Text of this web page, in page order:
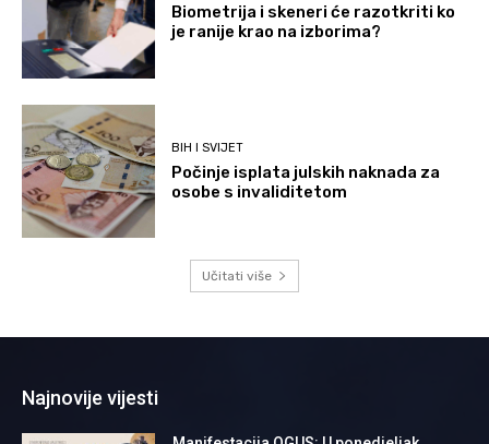
Biometrija i skeneri će razotkriti ko
je ranije krao na izborima?
BIH I SVIJET
Počinje isplata julskih naknada za
osobe s invaliditetom
Učitati više
Najnovije vijesti